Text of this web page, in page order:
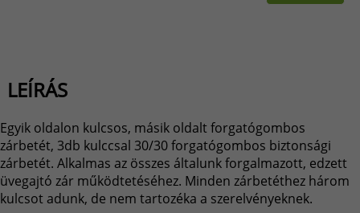
LEÍRÁS
Egyik oldalon kulcsos, másik oldalt forgatógombos
zárbetét, 3db kulccsal 30/30 forgatógombos biztonsági
zárbetét. Alkalmas az összes általunk forgalmazott, edzett
üvegajtó zár működtetéséhez. Minden zárbetéthez három
kulcsot adunk, de nem tartozéka a szerelvényeknek.